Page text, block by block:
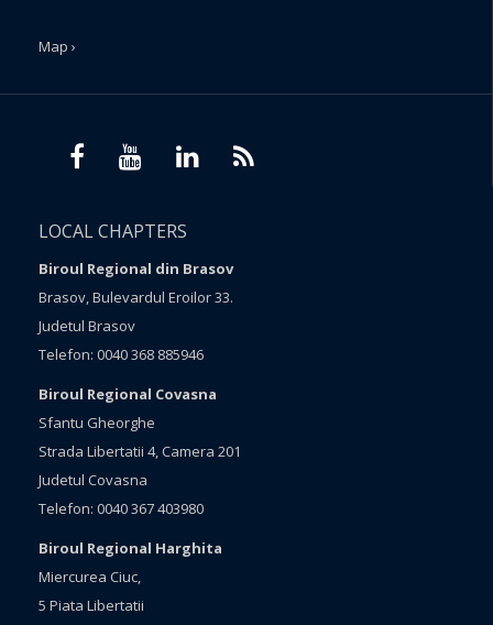
Map ›
LOCAL CHAPTERS
Biroul Regional din Brasov
Brasov, Bulevardul Eroilor 33.
Judetul Brasov
Telefon: 0040 368 885946
Biroul Regional Covasna
Sfantu Gheorghe
Strada Libertatii 4, Camera 201
Judetul Covasna
Telefon: 0040 367 403980
Biroul Regional Harghita
Miercurea Ciuc,
5 Piata Libertatii